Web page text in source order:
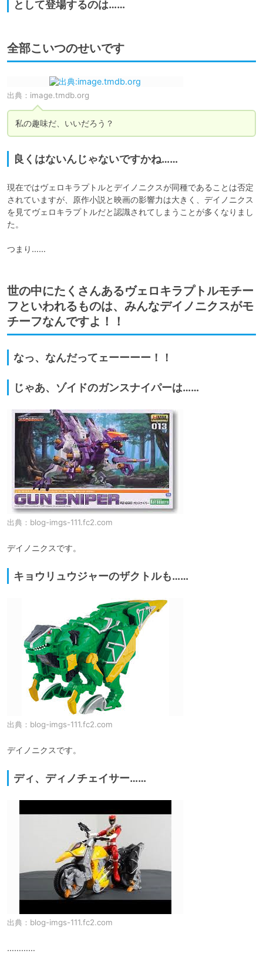
として登場するのは……
全部こいつのせいです
出典： image.tmdb.org
私の趣味だ、いいだろう？
良くはないんじゃないですかね……
現在ではヴェロキラプトルとデイノニクスが同種であることは否定
されていますが、原作小説と映画の影響力は大きく、デイノニクス
を見てヴェロキラプトルだと認識されてしまうことが多くなりまし
た。
つまり……
世の中にたくさんあるヴェロキラプトルモチー
フといわれるものは、みんなデイノニクスがモ
チーフなんですよ！！
なっ、なんだってェーーーー！！
じゃあ、ゾイドのガンスナイパーは……
出典： blog-imgs-111.fc2.com
デイノニクスです。
キョウリュウジャーのザクトルも……
出典： blog-imgs-111.fc2.com
デイノニクスです。
ディ、ディノチェイサー……
出典： blog-imgs-111.fc2.com
…………